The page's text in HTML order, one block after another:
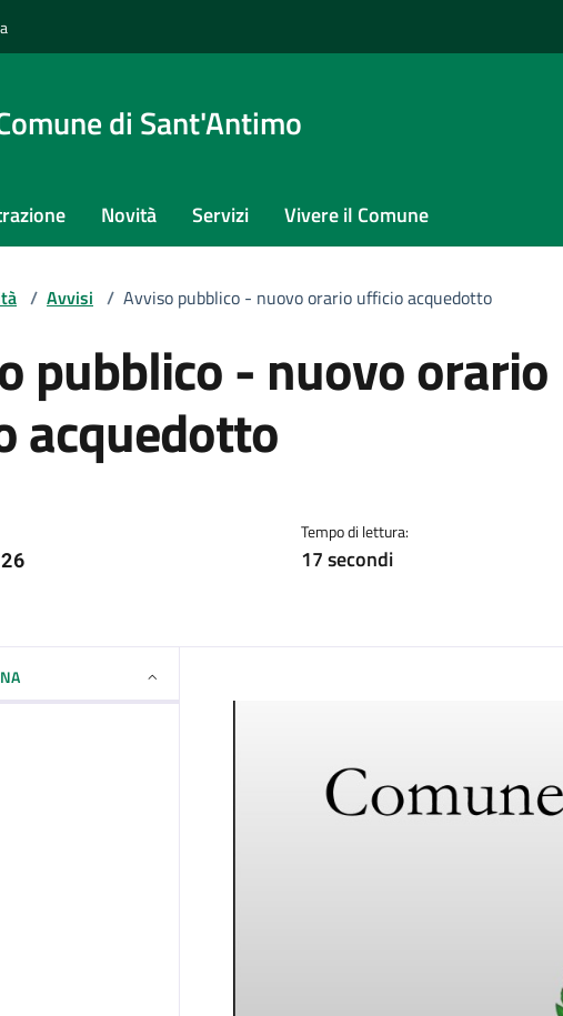
di Sant'Antimo
Novità Servizi Vivere il Comune
/ Avvisi / Avviso pubblico - nuovo orario ufficio acquedotto
pubblico - nuovo orario
acquedotto
Tempo di lettura:
17 secondi